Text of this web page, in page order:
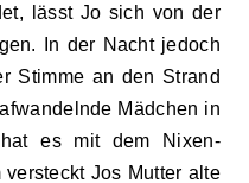
lässt Jo sich von der
In der Nacht jedoch
Stimme an den Strand
Mädchen in
es mit dem Nixen-
Jos Mutter alte